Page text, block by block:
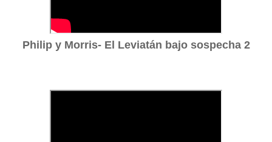
Philip y Morris- El Leviatán bajo sospecha 2